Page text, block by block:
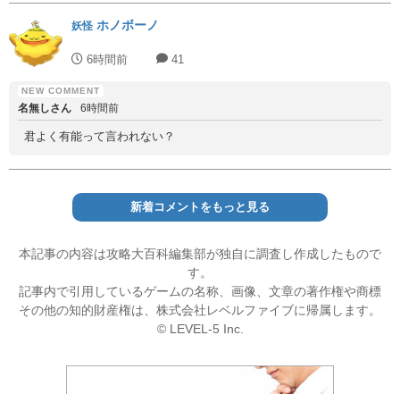
妖怪 ホノボーノ
6時間前 41
名無しさん 6時間前
君よく有能って言われない？
新着コメントをもっと見る
本記事の内容は攻略大百科編集部が独自に調査し作成したもので
す。
記事内で引用しているゲームの名称、画像、文章の著作権や商標
その他の知的財産権は、株式会社レベルファイブに帰属します。
© LEVEL-5 Inc.